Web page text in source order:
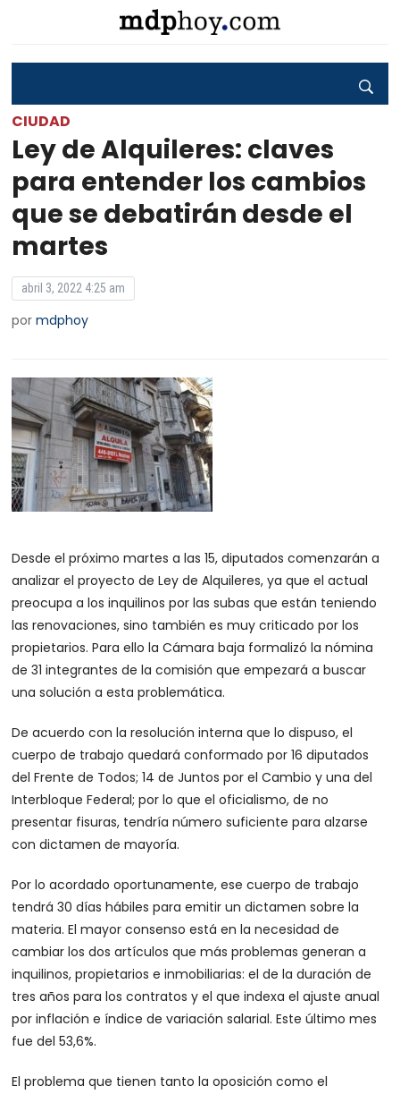
CIUDAD
Ley de Alquileres: claves
para entender los cambios
que se debatirán desde el
martes
abril 3, 2022 4:25 am
pormdphoy
Desde el próximo martes a las 15, diputados comenzarán a
analizar el proyecto de Ley de Alquileres, ya que el actual
preocupa a los inquilinos por las subas que están teniendo
las renovaciones, sino también es muy criticado por los
propietarios. Para ello la Cámara baja formalizó la nómina
de 31 integrantes de la comisión que empezará a buscar
una solución a esta problemática.
De acuerdo con la resolución interna que lo dispuso, el
cuerpo de trabajo quedará conformado por 16 diputados
del Frente de Todos; 14 de Juntos por el Cambio y una del
Interbloque Federal; por lo que el oficialismo, de no
presentar fisuras, tendría número suficiente para alzarse
con dictamen de mayoría.
Por lo acordado oportunamente, ese cuerpo de trabajo
tendrá 30 días hábiles para emitir un dictamen sobre la
materia. El mayor consenso está en la necesidad de
cambiar los dos artículos que más problemas generan a
inquilinos, propietarios e inmobiliarias: el de la duración de
tres años para los contratos y el que indexa el ajuste anual
por inflación e índice de variación salarial. Este último mes
fue del 53,6%.
El problema que tienen tanto la oposición como el